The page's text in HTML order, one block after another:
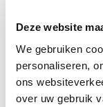
Deze website
We gebruiken
personaliseren,
ons
over uw gebruik
Binnenland
Meer dan 6
komen in